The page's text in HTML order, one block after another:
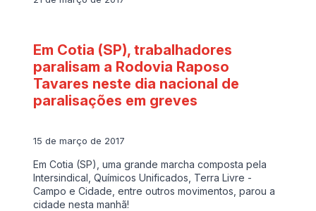
Em Cotia (SP), trabalhadores
paralisam a Rodovia Raposo
Tavares neste dia nacional de
paralisações em greves
15 de março de 2017
Em Cotia (SP), uma grande marcha composta pela
Intersindical, Químicos Unificados, Terra Livre -
Campo e Cidade, entre outros movimentos, parou a
cidade nesta manhã!